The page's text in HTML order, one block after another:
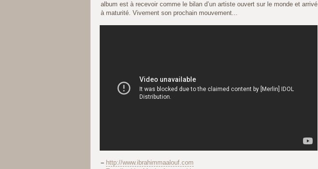
album est à recevoir comme le bilan d’un artiste ouvert sur le monde et arrivé
à maturité. Vivement son prochain mouvement...
– http://www.ibrahimmaalouf.com